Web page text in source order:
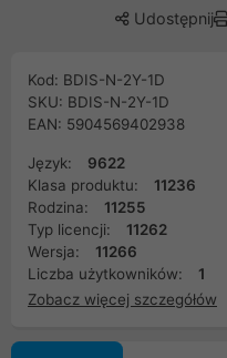
Udostępnij
Kod: BDIS-N-2Y-1D
SKU: BDIS-N-2Y-1D
EAN: 5904569402938
Język:
9622
Klasa produktu:
11236
Rodzina:
11255
Typ licencji:
11262
Wersja:
11266
Liczba użytkowników:
1
Zobacz więcej szczegółów